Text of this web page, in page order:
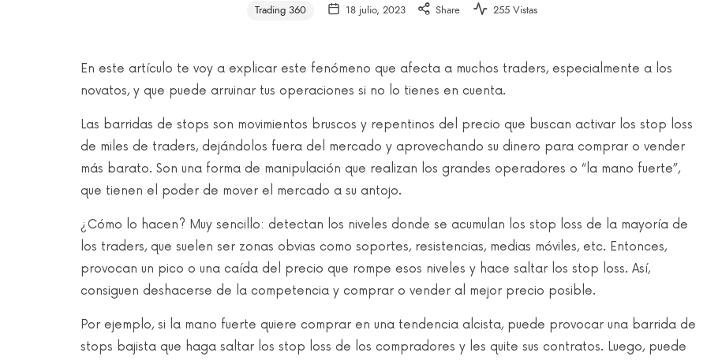
Trading 360 18 julio, 2023 Share 255 Vistas
En este artículo te voy a explicar este fenómeno que afecta a muchos traders, especialmente a los
novatos, y que puede arruinar tus operaciones si no lo tienes en cuenta.
Las barridas de stops son movimientos bruscos y repentinos del precio que buscan activar los stop loss
de miles de traders, dejándolos fuera del mercado y aprovechando su dinero para comprar o vender
más barato. Son una forma de manipulación que realizan los grandes operadores o “la mano fuerte”,
que tienen el poder de mover el mercado a su antojo.
¿Cómo lo hacen? Muy sencillo: detectan los niveles donde se acumulan los stop loss de la mayoría de
los traders, que suelen ser zonas obvias como soportes, resistencias, medias móviles, etc. Entonces,
provocan un pico o una caída del precio que rompe esos niveles y hace saltar los stop loss. Así,
consiguen deshacerse de la competencia y comprar o vender al mejor precio posible.
Por ejemplo, si la mano fuerte quiere comprar en una tendencia alcista, puede provocar una barrida de
stops bajista que haga saltar los stop loss de los compradores y les quite sus contratos. Luego, puede